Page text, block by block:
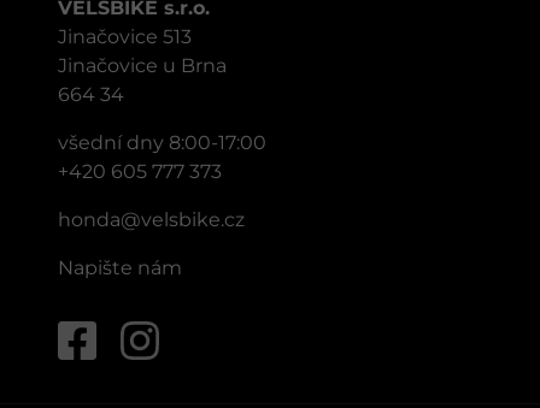
VELSBIKE s.r.o.
Jinačovice 513
Jinačovice u Brna
664 34
všední dny 8:00-17:00
+420 605 777 373
honda@velsbike.cz
Napište nám